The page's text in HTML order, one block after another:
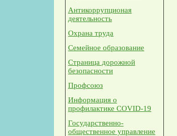
Антикоррупционая
деятельность
Охрана труда
Семейное образование
Страница дорожной
безопасности
Профсоюз
Информация о
профилактике COVID-19
Государственно-
общественное управление